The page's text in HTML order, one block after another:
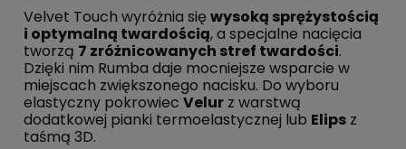
Velvet Touch wyróżnia sięwysoką sprężystością
i optymalną twardością, a specjalne nacięcia
tworzą 7 zróżnicowanych stref twardości.
Dzięki nim Rumba daje mocniejsze wsparcie w
miejscach zwiększonego nacisku. Do wyboru
elastyczny pokrowiec Velur z warstwą
dodatkowej pianki termoelastycznej lub Elips z
taśmą 3D.